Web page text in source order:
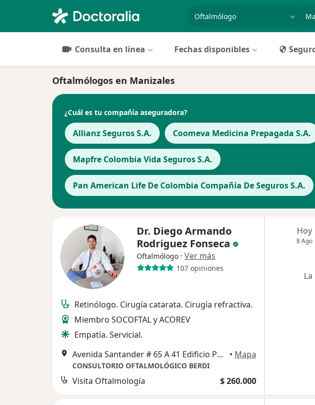
especialidad, enfermedad o
Consulta en línea Fechas disponibles
Oftalmólogos en Manizales
¿Cuál es tu compañía aseguradora?
Allianz Seguros S.A. Coomeva Medicina Prepagada S.A.
Mapfre Colombia Vida Seguros S.A.
Pan American Life De Colombia Compañía De Seguros S.A.
Dr. Diego Armando
Rodriguez Fonseca
Oftalmólogo · Ver más
107 opiniones
Retinólogo. Cirugía catarata. Cirugía refractiva.
Miembro SOCOFTAL y ACOREV
Empatía. Servicial.
Avenida Santander # 65 A 41 Edificio Parque Médico. Consultorio 805, Manizales
• Mapa
CONSULTORIO OFTALMOLÓGICO BERDI
Visita Oftalmología $ 260.000
Hoy
8 Ago